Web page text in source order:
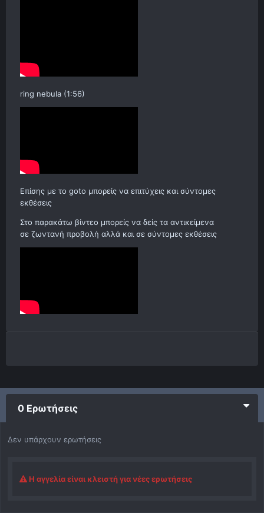
ring nebula (1:56)
Επίσης με το goto μπορείς να επιτύχεις και σύντομες
εκθέσεις
Στο παρακάτω βίντεο μπορείς να δείς τα αντικείμενα
σε ζωντανή προβολή αλλά και σε σύντομες εκθέσεις
0 Ερωτήσεις
Δεν υπάρχουν ερωτήσεις
Η αγγελία είναι κλειστή για νέες ερωτήσεις